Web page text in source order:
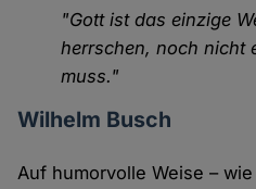
"Gott ist das einzige
herrschen, noch nicht
muss."
Wilhelm Busch
Auf humorvolle Weise –